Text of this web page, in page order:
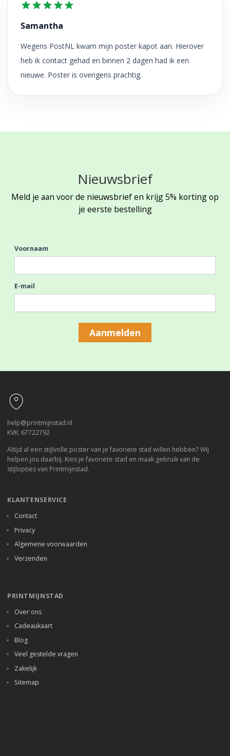
Samantha
Wegens PostNL kwam mijn poster kapot aan. Hierover
heb ik contact gehad en binnen 2 dagen had ik een
nieuwe. Poster is overigens prachtig.
Nieuwsbrief
Meld je aan voor de nieuwsbrief en krijg 5% korting op
je eerste bestelling
Voornaam
E-mail
Aanmelden
help@printmijnstad.nl
KVK: 67722792
Altijd al een stijlvolle poster van je favoriete stad willen hebben? Wij
helpen jou daarbij. Kies je favoriete stad en maak gebruik van de
stijlopties van Printmijnstad.
KLANTENSERVICE
Contact
Privacy
Algemene voorwaarden
Verzenden
PRINTMIJNSTAD
Over ons
Cadeaukaart
Blog
Veel gestelde vragen
Zakelijk
Sitemap